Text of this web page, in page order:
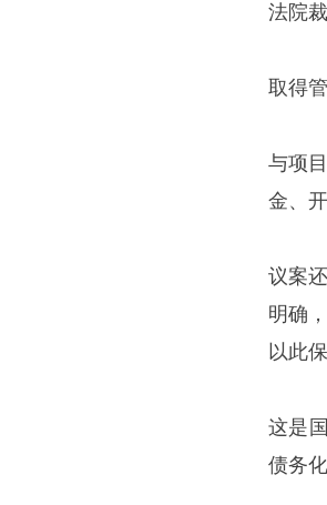
法院
取得
与项
金、
议案
明确
以此
这是
债务